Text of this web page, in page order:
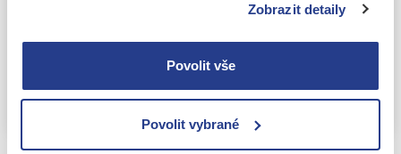
Zobrazit detaily
Povolit vše
Povolit vybrané
Odeslat